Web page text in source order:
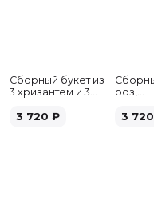
Сборный букет из
3 хризантем и 3
3 720 ₽
роз,
3 720